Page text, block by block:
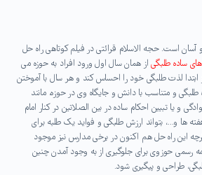
آسان است. حجه الاسلام قرائتی در فیلم کوتاهی راه حل
ساده طلبگیاز همان سال اول ورود افراد به حوزه می
ابتدا لذت طلبگی خود را احساس کند و هر سال با آموختن
و متناسب با دانش و جایگاه وی در حوزه، مانند
و یا تبیین احکام ساده در بین الصلاتین در کنار امام
ها و…، بتواند ارزش طلبگی و فواید یک طلبه برای
این راه حل هم اکنون در برخی مدارس نیز موجود
رسمی حوزوی برای جلوگیری از به وجود آمدن چنین
طراحی و پیگیری شود.